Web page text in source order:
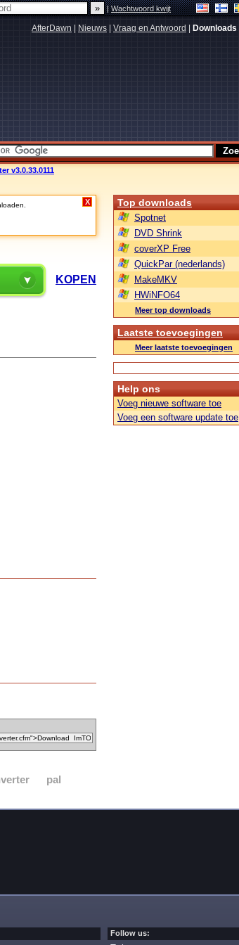
|Wachtwoord kwijt
AfterDawn Nieuws Vraag en Antwoord Downloads
v3.0.33.0111
X
KOPEN
pal
Top downloads
Spotnet
DVD Shrink
coverXP Free
QuickPar (nederlands)
MakeMKV
HWiNFO64
Meer top downloads
Laatste toevoegingen
Meer laatste toevoegingen
Help ons
Voeg nieuwe software toe
Voeg een software update toe
Follow us: